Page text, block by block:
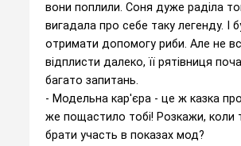
вони поплили. Соня дуже раділа
вигадала про себе таку легенду. І
отримати допомогу риби. Але не
відплисти далеко, її рятівниця
багато запитань.
- Модельна кар'єра - це ж казка
же пощастило тобі! Розкажи, коли
брати участь в показах мод?